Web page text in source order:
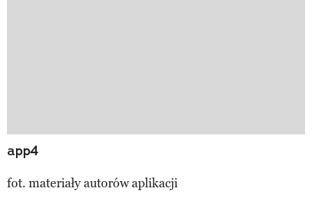
app4
fot. materiały autorów aplikacji